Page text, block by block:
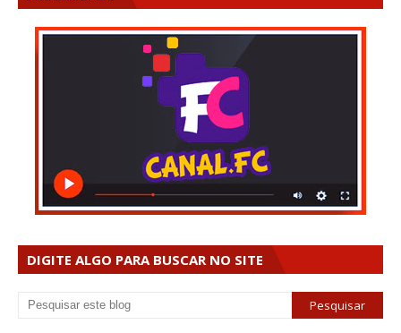
DIGITE ALGO PARA BUSCAR NO SITE